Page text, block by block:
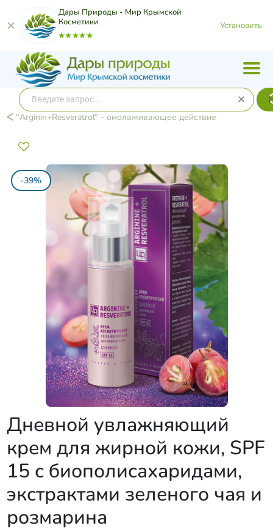
Дары Природы - Мир Крымской
Косметики
Установить
"Arginin+Resveratrol" - омолаживающее действие​
-39%
Дневной увлажняющий
крем для жирной кожи, SPF
15 с биополисахаридами,
экстрактами зеленого чая и
розмарина